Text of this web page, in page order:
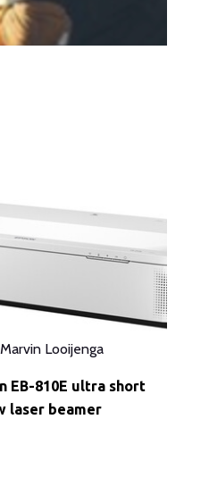
Marvin Looijenga
EB-810E ultra short
laser beamer